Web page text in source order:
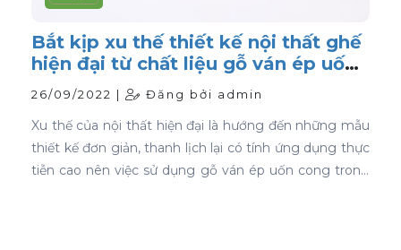
Bắt kịp xu thế thiết kế nội thất ghế
hiện đại từ chất liệu gỗ ván ép uốn
cong
26/09/2022 | Đăng bởi admin
Xu thế của nội thất hiện đại là hướng đến những mẫu
thiết kế đơn giản, thanh lịch lại có tính ứng dụng thực
tiễn cao nên việc sử dụng gỗ ván ép uốn cong trong